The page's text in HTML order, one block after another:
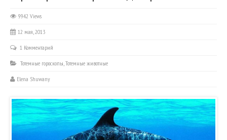
9942 Views
12 мая, 2013
1 Комментарий
Тотемные гороскопы,Тотемные животные
Elena Shuwany